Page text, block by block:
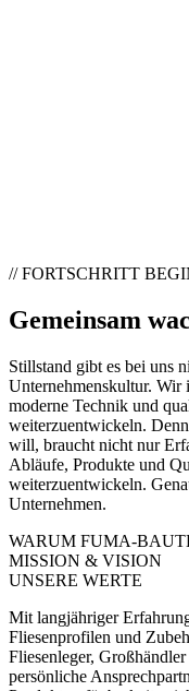
// FORTSCHRITT
Gemeinsam
Stillstand gibt es bei uns
Unternehmenskultur. Wir
moderne Technik und
weiterzuentwickeln.
will, braucht nicht nur
Abläufe, Produkte und
weiterzuentwickeln.
Unternehmen.
WARUM FUMA-
MISSION & VISION
UNSERE WERTE
Mit langjähriger
Fliesenprofilen und
Fliesenleger,
persönliche